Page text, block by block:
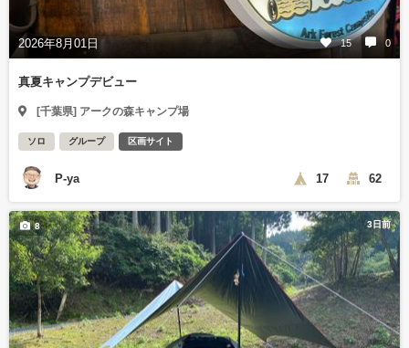
2026年8月01日 15 0
真夏キャンプデビュー
[千葉県] アークの森キャンプ場
ソロ グループ 区画サイト
P-ya 17 62
3日前
8